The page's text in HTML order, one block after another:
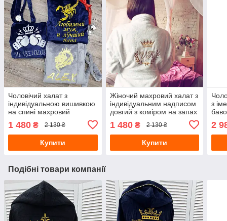
Чоловічий халат з
індивідуальною вишивкою
на спині махровий
1 480 ₴ 2 130 ₴
Купити
Жіночий махровий халат з
індивідуальним надписом
довгий з коміром на запах
1 480₴ 2 130 ₴
Купити
з
2
Подібні товари компанії